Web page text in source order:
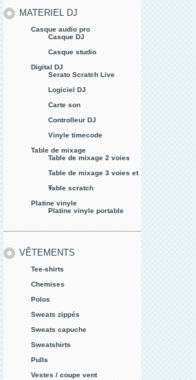
MATERIEL DJ
Casque audio pro
Casque DJ
Casque studio
Digital DJ
Serato Scratch Live
Logiciel DJ
Carte son
Controlleur DJ
Vinyle timecode
Table de mixage
Table de mixage 2 voies
Table de mixage 3 voies et
+
Table scratch
Platine vinyle
Platine vinyle portable
VÊTEMENTS
Tee-shirts
Chemises
Polos
Sweats zippés
Sweats capuche
Sweatshirts
Pulls
Vestes / coupe vent